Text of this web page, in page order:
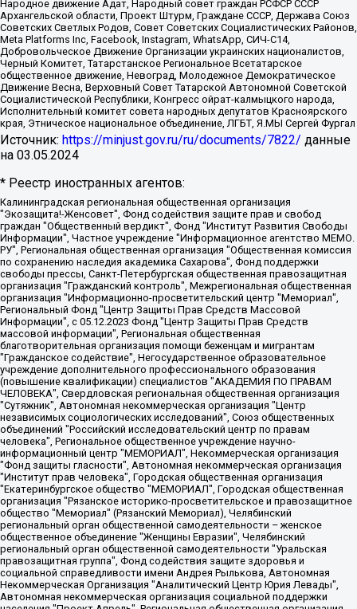
Народное движение Адат, Народный совет граждан РСФСР СССР
Архангельской области, Проект Штурм, Граждане СССР, Держава Союз
Советских Светлых Родов, Совет Советских Социалистических Районов,
Meta Platforms Inc, Facebook, Instagram, WhatsApp, СИЧ-С14,
Добровольческое Движение Организации украинских националистов,
Черный Комитет, Татарстанское Региональное Всетатарское
общественное движение, Невоград, Молодежное Демократическое
Движение Весна, Верховный Совет Татарской Автономной Советской
Социалистической Республики, Конгресс ойрат-калмыцкого народа,
Исполнительный комитет совета народных депутатов Красноярского
края, Этническое национальное объединение, ЛГБТ, Я.МЫ Сергей Фургал
Источник: https://minjust.gov.ru/ru/documents/7822/ данные
на 03.05.2024
* Реестр иностранных агентов:
Калининградская региональная общественная организация "Экозащита!-Женсовет", Фонд содействия защите прав и свобод граждан "Общественный вердикт", Фонд "Институт Развития Свободы Информации", Частное учреждение "Информационное агентство МЕМО. РУ", Региональная общественная организация "Общественная комиссия по сохранению наследия академика Сахарова", Фонд поддержки свободы прессы, Санкт-Петербургская общественная правозащитная организация "Гражданский контроль", Межрегиональная общественная организация "Информационно-просветительский центр "Мемориал", Региональный Фонд "Центр Защиты Прав Средств Массовой Информации", с 05.12.2023 Фонд "Центр Защиты Прав Средств массовой информации", Региональная общественная благотворительная организация помощи беженцам и мигрантам "Гражданское содействие", Негосударственное образовательное учреждение дополнительного профессионального образования (повышение квалификации) специалистов "АКАДЕМИЯ ПО ПРАВАМ ЧЕЛОВЕКА", Свердловская региональная общественная организация "Сутяжник", Автономная некоммерческая организация "Центр независимых социологических исследований", Союз общественных объединений "Российский исследовательский центр по правам человека", Региональное общественное учреждение научно-информационный центр "МЕМОРИАЛ", Некоммерческая организация "Фонд защиты гласности", Автономная некоммерческая организация "Институт прав человека", Городская общественная организация "Екатеринбургское общество "МЕМОРИАЛ", Городская общественная организация "Рязанское историко-просветительское и правозащитное общество "Мемориал" (Рязанский Мемориал), Челябинский региональный орган общественной самодеятельности – женское общественное объединение "Женщины Евразии", Челябинский региональный орган общественной самодеятельности "Уральская правозащитная группа", Фонд содействия защите здоровья и социальной справедливости имени Андрея Рылькова, Автономная Некоммерческая Организация "Аналитический Центр Юрия Левады", Автономная некоммерческая организация социальной поддержки населения "Проект Апрель", Региональная общественная организация помощи женщинам и детям, находящимся в кризисной ситуации "Информационно-методический центр "Анна", Фонд содействия развитию массовых коммуникаций и правовому просвещению "Так-так-Так", Фонд содействия устойчивому развитию "Серебряная тайга", Свердловский региональный общественный фонд социальных проектов "Новое время", "Idel.Реалии", Кавказ.Реалии, Крым.Реалии, Телеканал Настоящее Время, Татаро-башкирская служба Радио Свобода (Azatliq Radiosi), Радио Свободная Европа/Радио Свобода (PCE/PC), "Сибирь.Реалии", "Фактограф", Благотворительный фонд помощи осужденным и их семьям, Автономная некоммерческая организация "Институт глобализации и социальных движений", Фонд "В защиту прав заключенных", Частное учреждение "Центр поддержки и содействия развитию средств массовой информации", Пензенский региональный общественный благотворительный фонд "Гражданский союз", "Север.Реалии", Некоммерческая организация Фонд "Правовая инициатива", Общество с ограниченной ответственностью "Радио Свободная Европа/Радио Свобода", Чешское информационное агентство "MEDIUM-ORIENT", Красноярская региональная общественная организация "Мы против СПИДа", Камалягин Денис Николаевич, Маркелов Сергей Евгеньевич, Пономарев Лев Александрович, Савицкая Людмила Алексеевна, Автономная некоммерческая организация "Центр по работе с проблемой насилия "НАСИЛИЮ.НЕТ", Межрегиональный профессиональный союз работников здравоохранения "Альянс врачей", Юридическое лицо, зарегистрированное в Латвийской Республике, SIA "Medusa Project" (регистрационный номер 40103797863, дата регистрации 10.06.2014), Некоммерческая организация "Фонд по борьбе с коррупцией", Автономная некоммерческая организация "Институт права и публичной политики", Баданин Роман Сергеевич, Гликин Максим Александрович, Железнова Мария Михайловна, Лукьянова Юлия Сергеевна, Маетная Елизавета Витальевна, Маняхин Петр Борисович, Чуракова Ольга Владимировна, Ярош Юлия Петровна, Юридическое лицо "The Insider SIA", зарегистрированное в Риге, Латвийская Республика (дата регистрации 26.06.2015), являющееся администратором доменного имени интернет-издания "The Insider SIA", https://theins.ru, Постернак Алексей Евгеньевич, Рубин Михаил Аркадьевич, Анин Роман Александрович, Юридическое лицо Istories fonds, зарегистрированное в Латвийской Республике (регистрационный номер 50008295751, дата регистрации 24.02.2020), Великовский Дмитрий Александрович, Долинина Ирина Николаевна, Мароховская Алеся Алексеевна, Шлейнов Роман Юрьевич, Шмагун Олеся Валентиновна, Общество с ограниченной ответственностью "Альтаир 2021", Общество с ограниченной ответственностью "Вега 2021", Общество с ограниченной ответственностью "Главный редактор 2021", Общество с ограниченной ответственностью "Ромашки монолит", Важенков Артем Валерьевич, Ивановская областная общественная организация "Центр гендерных исследований", Гурман Юрий Альбертович, Медиапроект "ОВД-Инфо", Егоров Владимир Владимирович, Жилинский Владимир Александрович, Общество с ограниченной ответственностью "ЗП", Иванова София Юрьевна, Карезина Инна Павловна, Кильтау Екатерина Викторовна, Петров Алексей Викторович, Пискунов Сергей Евгеньевич, Смирнов Сергей Сергеевич, Тихонов Михаил Сергеевич, Общество с ограниченной ответственностью "ЖУРНАЛИСТ-ИНОСТРАННЫЙ АГЕНТ", Арапова Галина Юрьевна, Вольтская Татьяна Анатольевна, Американская компания "Mason G.E.S. Anonymous Foundation" (США), являющаяся владельцем интернет-издания https://mnews.world/, Компания "Stichting Bellingcat", зарегистрированная в Нидерландах (дата регистрации 11.07.2018), Захаров Андрей Вячеславович, Клепиковская Екатерина Дмитриевна, Общество с ограниченной ответственностью "МЕМО", Перл Роман Александрович, Симонов Евгений Алексеевич, Соловьева Елена Анатольевна, Сотников Даниил Владимирович, Сурначева Елизавета Дмитриевна, Автономная некоммерческая организация по защите прав человека и информированию населения "Якутия – Наше Мнение", Общество с ограниченной ответственностью "Москоу диджитал медиа", с 26.01.2023 Общество с ограниченной ответственностью "Чайка Белые сады", Ветошкина Валерия Валерьевна, Заговора Максим Александрович, Межрегиональное общественное движение "Российская ЛГБТ - сеть", Оленичев Максим Владимирович, Павлов Иван Юрьевич, Скворцова Елена Сергеевна, Общество с ограниченной ответственностью "Как бы инагент", Кочетков Игорь Викторович, Общество с ограниченной ответственностью "Честные выборы", Еланчик Олег Александрович, Общество с ограниченной ответственностью "Нобелевский призыв", Гималова Регина Эмилевна, Григорьев Андрей Валерьевич, Григорьева Алина Александровна, Ассоциация по содействию защите прав призывников, альтернативнослужащих и военнослужащих "Правозащитная группа "Гражданин.Армия.Право", Хисамова Регина Фаритовна, Автономная некоммерческая организация по реализации социально-правовых программ "Лилит", Дальневосточное общественное движение "Маяк", Санкт-Петербургская ЛГБТ-инициативная группа "Выход", Инициативная группа ЛГБТ+ "Реверс", Алексеев Андрей Викторович, Бекбулатова Таисия Львовна, Беляев Иван Михайлович, Владыкина Елена Сергеевна, Гельман Марат Александрович, Никульшина Вероника Юрьевна, Толоконникова Надежда Андреевна, Шендерович Виктор Анатольевич, Общество с ограниченной ответственностью "Данное сообщение", Общество с ограниченной ответственностью Издательский дом "Новая глава", Айнбиндер Александра Александровна, Московский комьюнити-центр для ЛГБТ+инициатив, Благотворительный фонд развития филантропии, Deutsche Welle (Германия, Kurt-Schumacher-Strasse 3, 53113 Bonn), Борзунова Мария Михайловна, Воробьев Виктор Викторович, Голубева Анна Львовна, Константинова Алла Михайловна, Малкова Ирина Владимировна, Мурадов Мурад Абдулгалимович, Осетинская Елизавета Николаевна, Понасенков Евгений Николаевич, Ганапольский Матвей Юрьевич, Киселев Евгений Алексеевич, Борухович Ирина Григорьевна, Дремин Иван Тимофеевич, Дубровский Дмитрий Викторович, Красноярская региональная общественная организация поддержки и развития альтернативных образовательных технологий и межкультурных коммуникаций "ИНТЕРРА", Маяковская Екатерина Алексеевна, Фейгин Марк Захарович, Филимонов Андрей Викторович, Дзугкоева Регина Николаевна, Доброхотов Роман Александрович, Дудь Юрий Александрович, Елкин Сергей Владимирович, Кругликов Кирилл Игоревич, Сабунаева Мария Леонидовна, Семенов Алексей Владимирович, Шаинян Карен Багратович, Шульман Екатерина Михайловна, Асафьев Артур Валерьевич, Вахштайн Виктор Семенович, Венедиктов Алексей Алексеевич, Лушникова Екатерина Евгеньевна, Волков Леонид Михайлович, Невзоров Александр Глебович, Пархоменко Сергей Борисович, Сироткин Ярослав Николаевич, Кара-Мурза Владимир Владимирович, Баранова Наталья Владимировна, Гозман Леонид Яковлевич, Кагарлицкий Борис Юльевич, Климарев Михаил Валерьевич, Милов Владимир Станиславович, Автономная некоммерческая организация Краснодарский центр современного искусства "Типография", Моргенштерн Алишер Тагирович, Соболь Любовь Эдуардовна, Общество с ограниченной ответственностью "ЛИЗА НОРМ", Каспаров Гарри Кимович, Ходорковский Михаил Борисович, Общество с ограниченной ответственностью "Апрельские тезисы", Данилович Ирина Брониславовна, Кашин Олег Владимирович, Петров Николай Владимирович, Пивоваров Алексей Владимирович, Соколов Михаил Владимирович, Цветкова Юлия Владимировна, Чичваркин Евгений Александрович, Комитет против пыток/Команда против пыток, Общество с ограниченной ответственностью "Первый научный", Общество с ограниченной ответственностью "Вертолет и ко", Белоцерковская Вероника Борисовна, Кац Максим Евгеньевич, Лазарева Татьяна Юрьевна, Шаведдинов Руслан Табризович, Яшин Илья Валерьевич, Общество с ограниченной ответственностью "Иноагент ААВ", Алешковский Дмитрий Петрович, Альбац Евгения Марковна, Быков Дмитрий Львович, Галямина Юлия Евгеньевна, Лойко Сергей Леонидович, Мартынов Кирилл Константинович, Медведев Сергей Александрович, Крашенинников Федор Геннадиевич, Гордеева Катерина Вл